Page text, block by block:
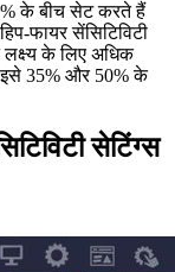
के बीच सेट करते हैं
फायर सेंसिटिविटी
के लिए अधिक
इसे 35% और 50% के
सेटिंग्स